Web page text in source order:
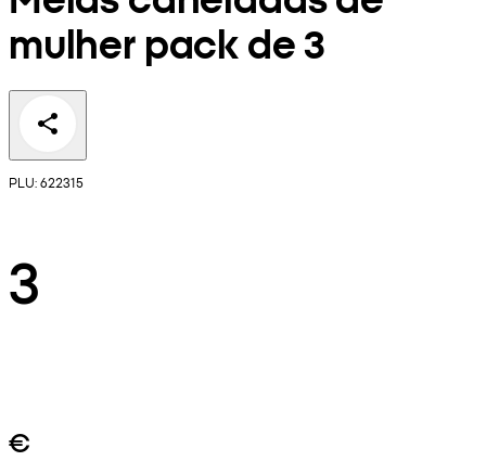
mulher pack de 3
PLU: 622315
3
€